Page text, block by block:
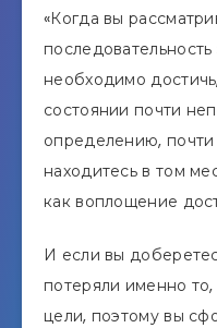
«Когда вы
необходимо
состоянии почти
определению,
находитесь в том
как воплощение
И если вы
потеряли именно
цели, поэтому вы